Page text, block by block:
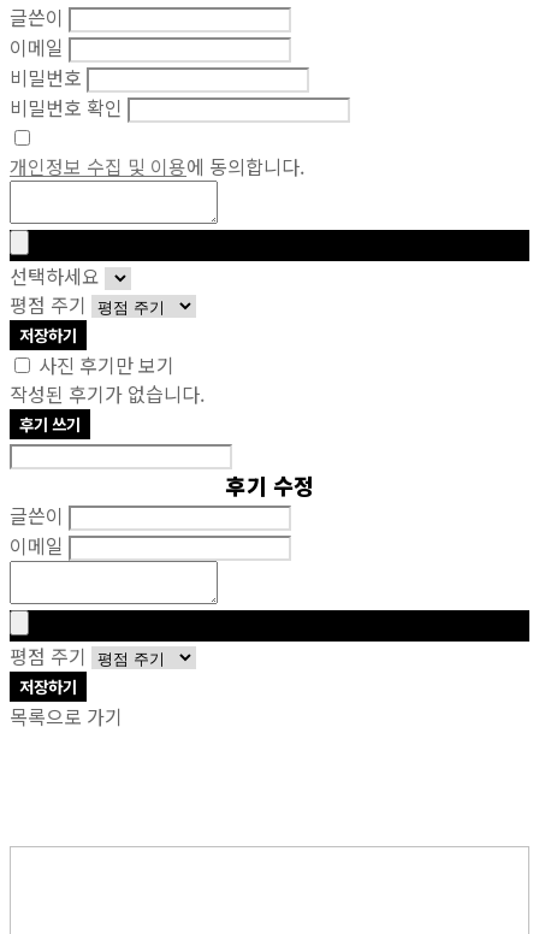
글쓴이
이메일
비밀번호
비밀번호 확인
개인정보 수집 및 이용에 동의합니다.
선택하세요
평점 주기
저장하기
사진 후기만 보기
작성된 후기가 없습니다.
후기 쓰기
후기 수정
글쓴이
이메일
평점 주기
저장하기
목록으로 가기